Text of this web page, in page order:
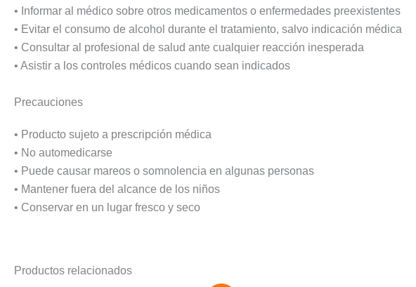
• Informar al médico sobre otros medicamentos o enfermedades preexistentes
• Evitar el consumo de alcohol durante el tratamiento, salvo indicación médica
• Consultar al profesional de salud ante cualquier reacción inesperada
• Asistir a los controles médicos cuando sean indicados
Precauciones
• Producto sujeto a prescripción médica
• No automedicarse
• Puede causar mareos o somnolencia en algunas personas
• Mantener fuera del alcance de los niños
• Conservar en un lugar fresco y seco
Productos relacionados